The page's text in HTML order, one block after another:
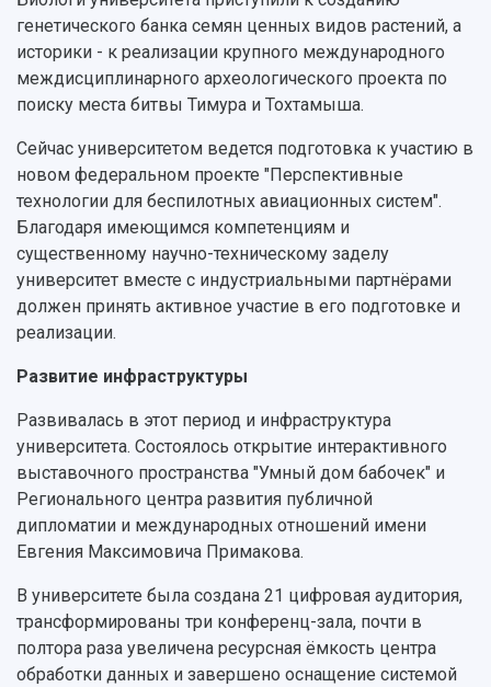
генетического банка семян ценных видов растений, а
историки - к реализации крупного международного
междисциплинарного археологического проекта по
поиску места битвы Тимура и Тохтамыша.
Сейчас университетом ведется подготовка к участию в
новом федеральном проекте "Перспективные
технологии для беспилотных авиационных систем".
Благодаря имеющимся компетенциям и
существенному научно-техническому заделу
университет вместе с индустриальными партнёрами
должен принять активное участие в его подготовке и
реализации.
Развитие инфраструктуры
Развивалась в этот период и инфраструктура
университета. Состоялось открытие интерактивного
выставочного пространства "Умный дом бабочек" и
Регионального центра развития публичной
дипломатии и международных отношений имени
Евгения Максимовича Примакова.
В университете была создана 21 цифровая аудитория,
трансформированы три конференц-зала, почти в
полтора раза увеличена ресурсная ёмкость центра
обработки данных и завершено оснащение системой